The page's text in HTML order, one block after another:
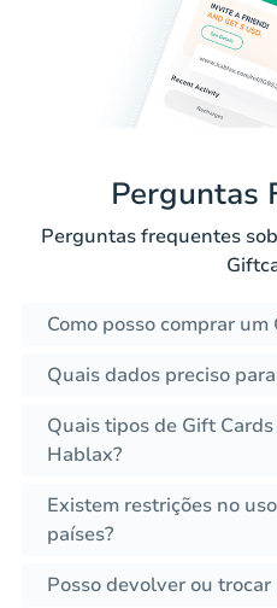
Perguntas
Perguntas frequentes
Como posso comprar um
Quais dados preciso
Quais tipos de Gift
Hablax?
Existem restrições no
países?
Posso devolver ou